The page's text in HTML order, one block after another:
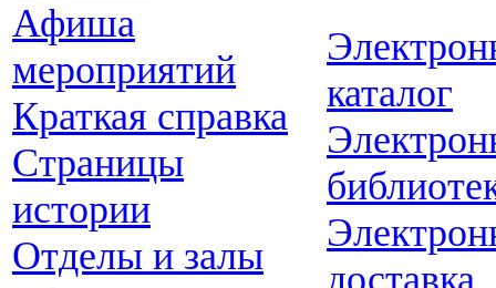
Афиша
мероприятий
Краткая справка
Страницы
истории
Отделы и залы
каталог
доставка